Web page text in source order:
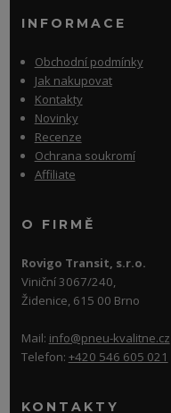
INFORMACE
Obchodní podmínky
Jak nakupovat
Kontakty
Novinky
Recenze
Ochrana soukromí
Affiliate
O FIRMĚ
Rovigo Transit, s.r.o.
Viniční 3067/240,
Židenice, 615 00 Brno
Mail: info@pneu-kvalitne.cz
Telefon: +420 546 605 021
KONTAKTY